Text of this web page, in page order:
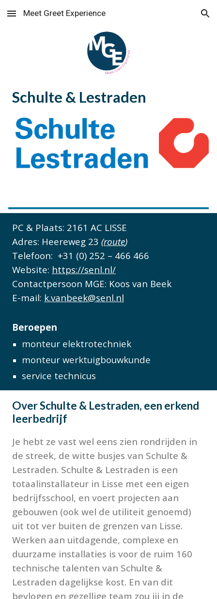
Skip to main content Skip to navigation
Meet Greet Experience
Schulte & Lestraden
PC & Plaats: 2161 AC LISSE
Adres: Heereweg 23 (route)
Telefoon:  +31 (0) 252 – 466 466
Website: https://senl.nl/
Contactpersoon MGE: Koos van Beek
E-mail: k.vanbeek@senl.nl
Beroepen
monteur elektrotechniek
monteur werktuigbouwkunde
service technicus
Over Schulte & Lestraden, een erkend
leerbedrijf
Je hebt ze vast wel eens zien rondrijden in
de streek, de witte busjes van Schulte &
Lestraden. Schulte & Lestraden is een
totaalinstallateur in Lisse met een eigen
bedrijfsschool, en voert projecten aan
gebouwen (ook wel de utiliteit genoemd)
uit tot ver buiten de grenzen van Lisse.
Werken aan uitdagende, complexe en
duurzame installaties is voor de ruim 160
technische talenten van Schulte &
Lestraden dagelijkse kost. En van dit
bevlogen en gezellige team zou jij in de